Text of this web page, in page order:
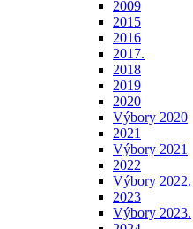
2009
2015
2016
2017.
2018
2019
2020
Výbory 2020
2021
Výbory 2021
2022
Výbory 2022.
2023
Výbory 2023.